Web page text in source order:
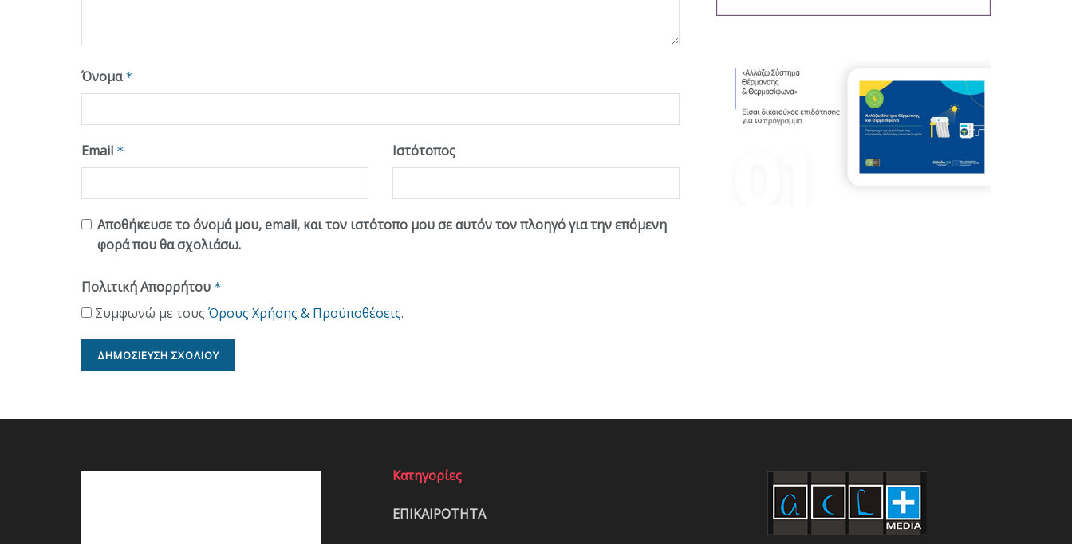
Όνομα *
Email * Ιστότοπος
Αποθήκευσε το όνομά μου, email, και τον ιστότοπο μου σε αυτόν τον πλοηγό για την επόμενη
φορά που θα σχολιάσω.
Πολιτική Απορρήτου *
Συμφωνώ με τους Όρους Χρήσης & Προϋποθέσεις.
Κατηγορίες
ΕΠΙΚΑΙΡΟΤΗΤΑ